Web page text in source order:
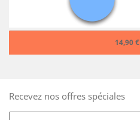
14,90 €
Recevez nos offres spéciales